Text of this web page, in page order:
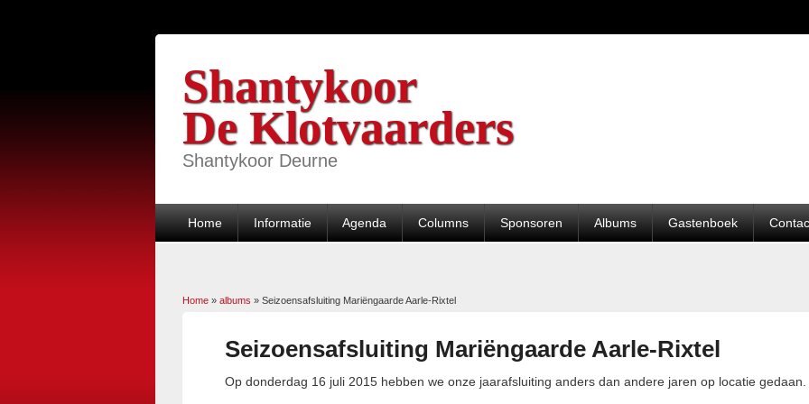
Shantykoor
De Klotvaarders
Shantykoor Deurne
Home Informatie Agenda Columns Sponsoren Albums Gastenboek
U bent hier
Home » albums » Seizoensafsluiting Mariëngaarde Aarle-Rixtel
Seizoensafsluiting Mariëngaarde Aarle-Rixtel
Op donderdag 16 juli 2015 hebben we onze jaarafsluiting anders dan andere jaren op locatie gedaan.